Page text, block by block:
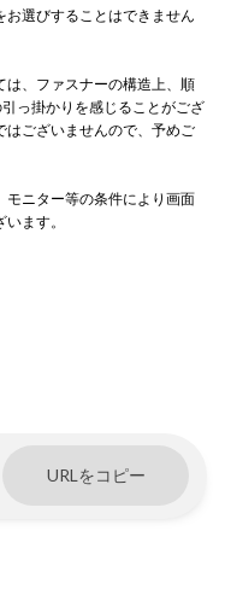
お選びすることはできません
は、ファスナーの構造上、順
っ掛かりを感じることがござ
はございませんので、予めご
モニター等の条件により画面
ます。
URLをコピー